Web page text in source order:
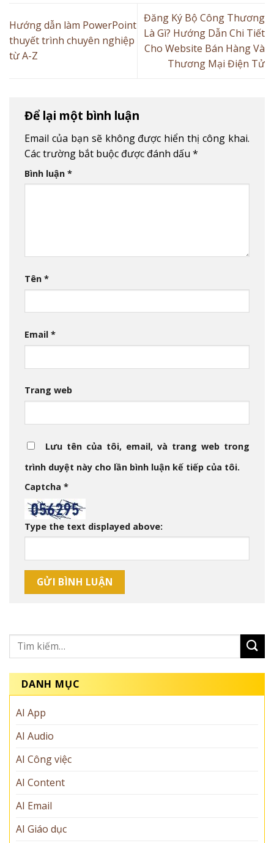
Hướng dẫn làm PowerPoint
thuyết trình chuyên nghiệp
từ A-Z
Đăng Ký Bộ Công Thương
Là Gì? Hướng Dẫn Chi Tiết
Cho Website Bán Hàng Và
Thương Mại Điện Tử
Để lại một bình luận
Email của bạn sẽ không được hiển thị công khai.
Các trường bắt buộc được đánh dấu *
Bình luận *
Tên *
Email *
Trang web
Lưu tên của tôi, email, và trang web trong
trình duyệt này cho lần bình luận kế tiếp của tôi.
Captcha *
Type the text displayed above:
DANH MỤC
AI App
AI Audio
AI Công việc
AI Content
AI Email
AI Giáo dục